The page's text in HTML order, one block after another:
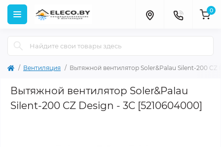
0
Вентиляция Вытяжной вентилятор Soler&Palau Silent-200 CZ
Вытяжной вентилятор Soler&Palau
Silent-200 CZ Design - 3C [5210604000]